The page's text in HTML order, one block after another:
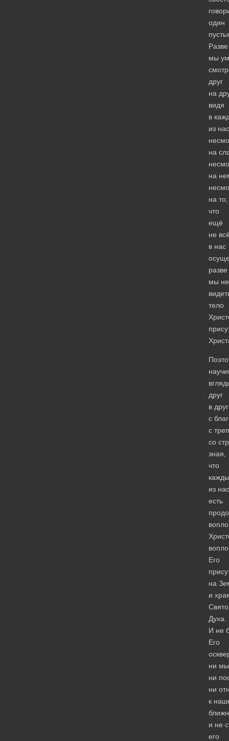
один
Разве
мы
друг
на
видя
в
из
на
на
на то,
что
ещё
не
в нас
разве
мы
тело
друг
в
с
с
со
зная,
что
из нас
есть
Его
на
и
Духа.
И не
Его
ни
ни
ни
к
и не
его